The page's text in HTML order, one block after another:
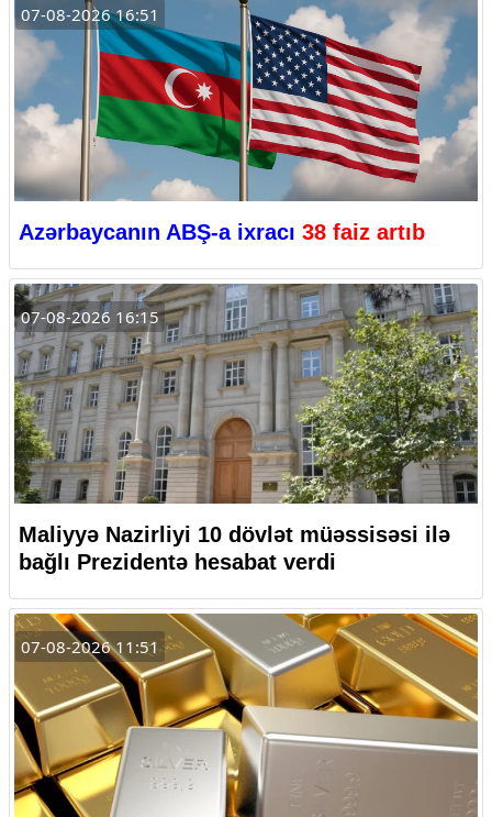
07-08-2026 16:51
Azərbaycanın ABŞ-a ixracı 38 faiz artıb
07-08-2026 16:15
Maliyyə Nazirliyi 10 dövlət müəssisəsi ilə
bağlı Prezidentə hesabat verdi
07-08-2026 11:51